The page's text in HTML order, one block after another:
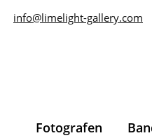
info@limelight-gallery.com
Fotografen